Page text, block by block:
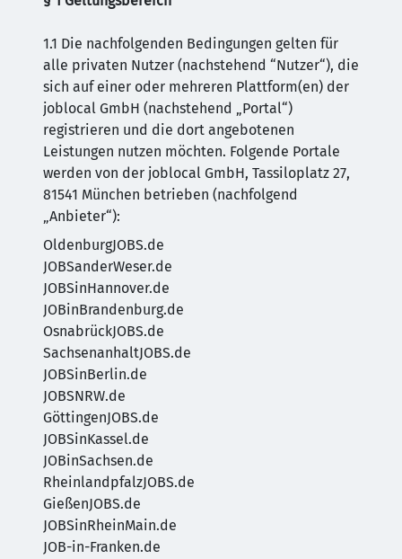
1.1 Die nachfolgenden Bedingungen gelten für
alle privaten Nutzer (nachstehend “Nutzer“), die
sich auf einer oder mehreren Plattform(en) der
joblocal GmbH (nachstehend „Portal“)
registrieren und die dort angebotenen
Leistungen nutzen möchten. Folgende Portale
werden von der joblocal GmbH, Tassiloplatz 27,
81541 München betrieben (nachfolgend
„Anbieter“):
OldenburgJOBS.de
JOBSanderWeser.de
JOBSinHannover.de
JOBinBrandenburg.de
OsnabrückJOBS.de
SachsenanhaltJOBS.de
JOBSinBerlin.de
JOBSNRW.de
GöttingenJOBS.de
JOBSinKassel.de
JOBinSachsen.de
RheinlandpfalzJOBS.de
GießenJOBS.de
JOBSinRheinMain.de
JOB-in-Franken.de